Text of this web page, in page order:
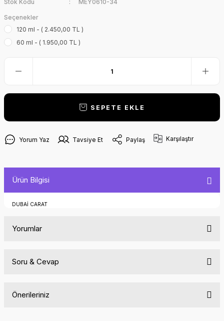
Stok Kodu MEY0610-34
Seçenekler
120 ml - ( 2.450,00 TL )
60 ml - ( 1.950,00 TL )
SEPETE EKLE
Yorum Yaz Tavsiye Et Paylaş Karşılaştır
Ürün Bilgisi
DUBAİ CARAT
Yorumlar
Soru & Cevap
Önerileriniz